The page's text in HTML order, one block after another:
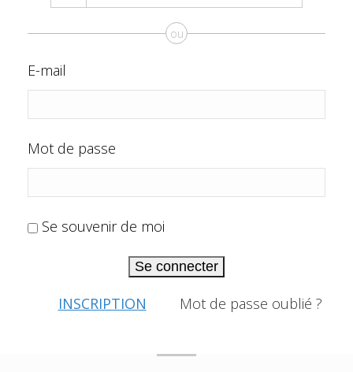
ou
E-mail
Mot de passe
Se souvenir de moi
Se connecter
INSCRIPTION Mot de passe oublié ?